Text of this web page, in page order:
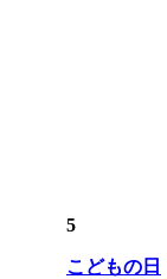
5
こどもの日